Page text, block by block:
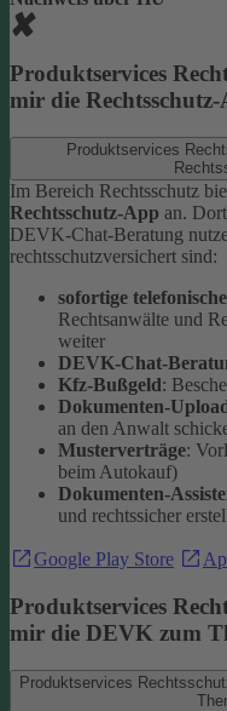
Produktservices
mir die
Produktservices
Im Bereich Rechtsschutz
Rechtsschutz-App an.
DEVK-Chat-Beratung
rechtsschutzversichert sind:
sofortige
Rechtsanwälte und
weiter
DEVK-Chat-
Kfz-Bußgeld:
Dokumenten-
an den Anwalt
Musterverträge:
beim Autokauf)
Dokumenten-
und rechtssicher
Google Play Store
Produktservices
mir die DEVK zum
Produktservices